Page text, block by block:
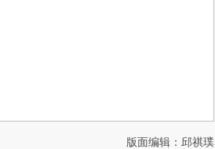
版面编辑：邱祺璞